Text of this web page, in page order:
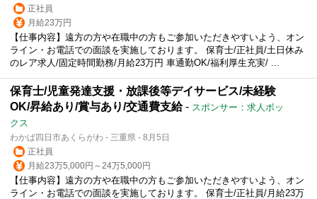
正社員
月給23万円
【仕事内容】遠方の方や在職中の方もご参加いただきやすいよう、オン
ライン・お電話での面談を実施しております。 保育士/正社員/土日休み
のレア求人/固定時間勤務/月給23万円 車通勤OK/福利厚生充実/ ...
保育士/児童発達支援・放課後等デイサービス/未経験
OK/昇給あり/賞与あり/交通費支給- スポンサー：求人ボッ
クス
わかば四日市あくらがわ - 三重県 - 8月5日
正社員
月給23万5,000円～24万5,000円
【仕事内容】遠方の方や在職中の方もご参加いただきやすいよう、オン
ライン・お電話での面談を実施しております。 保育士/正社員/月給23万